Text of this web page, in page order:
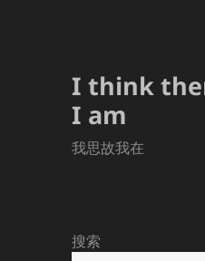
I think
I am
我思故我在
搜索